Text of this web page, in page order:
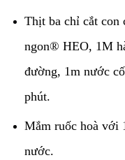
Thịt ba chỉ cắt
ngon® HEO, 1M
đường, 1m nước
phút.
Mắm ruốc hoà với
nước.